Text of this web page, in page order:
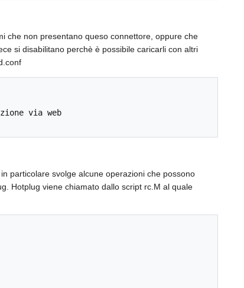
che non presentano queso connettore, oppure che
si disabilitano perchè è possibile caricarli con altri
via web
particolare svolge alcune operazioni che possono
Hotplug viene chiamato dallo script rc.M al quale